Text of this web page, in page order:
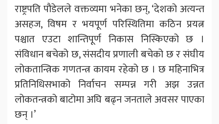
राष्ट्रपति पौडेलले वक्तव्यमा भनेका छन्, ‘देशको अत्यन्त
असहज, विषम र भयपूर्ण परिस्थितिमा कठिन प्रयत्न
पश्चात एउटा शान्तिपूर्ण निकास निस्किएको छ ।
संविधान बचेको छ, संसदीय प्रणाली बचेको छ र संघीय
लोकतान्त्रिक गणतन्त्र कायम रहेको छ । छ महिनाभित्र
प्रतिनिधिसभाको निर्वाचन सम्पन्न गरी अझ उन्नत
लोकतन्त्रको बाटोमा अघि बढ्न जनताले अवसर पाएका
छन् ।’